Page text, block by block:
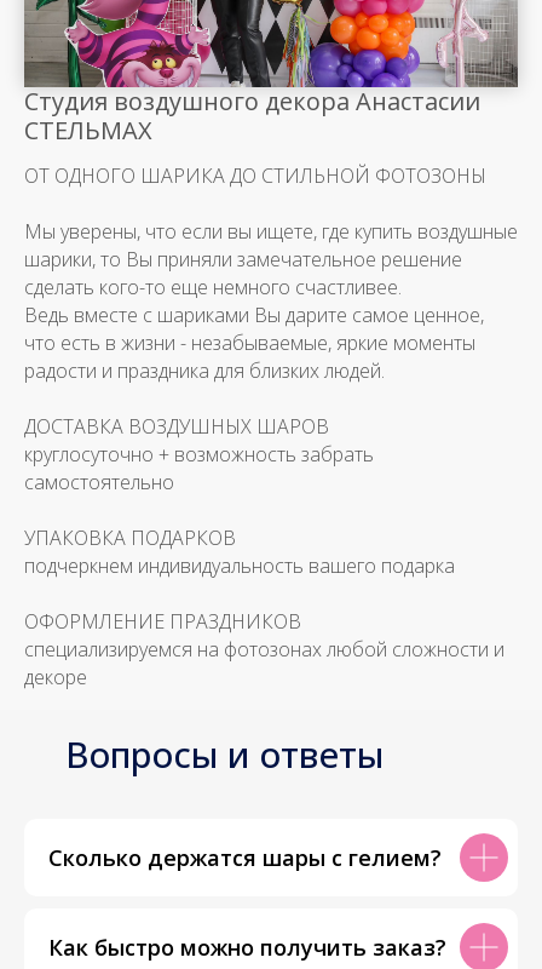
Студия воздушного декора Анастасии
СТЕЛЬМАХ
ОТ ОДНОГО ШАРИКА ДО СТИЛЬНОЙ ФОТОЗОНЫ
Мы уверены, что если вы ищете, где купить воздушные
шарики, то Вы приняли замечательное решение
сделать кого-то еще немного счастливее.
Ведь вместе с шариками Вы дарите самое ценное,
что есть в жизни - незабываемые, яркие моменты
радости и праздника для близких людей.
ДОСТАВКА ВОЗДУШНЫХ ШАРОВ
круглосуточно + возможность забрать
самостоятельно
УПАКОВКА ПОДАРКОВ
подчеркнем индивидуальность вашего подарка
ОФОРМЛЕНИЕ ПРАЗДНИКОВ
специализируемся на фотозонах любой сложности и
декоре
Вопросы и ответы
Сколько держатся шары с гелием?
Как быстро можно получить заказ?